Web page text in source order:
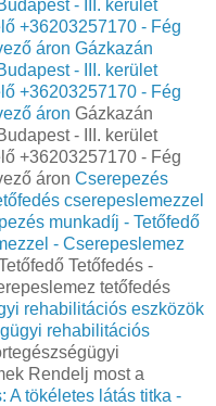
- III. kerület
+36203257170 - Fég
áron Gázkazán
- III. kerület
+36203257170 - Fég
áron Gázkazán
- III. kerület
+36203257170 - Fég
áron Cserepezés
cserepeslemezzel
munkadíj - Tetőfedő
- Cserepeslemez
Tetőfedés -
tetőfedés
rehabilitációs eszközök
rehabilitációs
Rendelj most a
A tökéletes látás titka -